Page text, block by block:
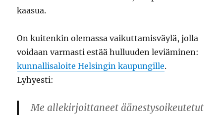
kaasua.
On kuitenkin olemassa vaikuttamisväylä, jolla
voidaan varmasti estää hulluuden leviäminen:
kunnallisaloite Helsingin kaupungille.
Lyhyesti:
Me allekirjoittaneet äänestysoikeutetut